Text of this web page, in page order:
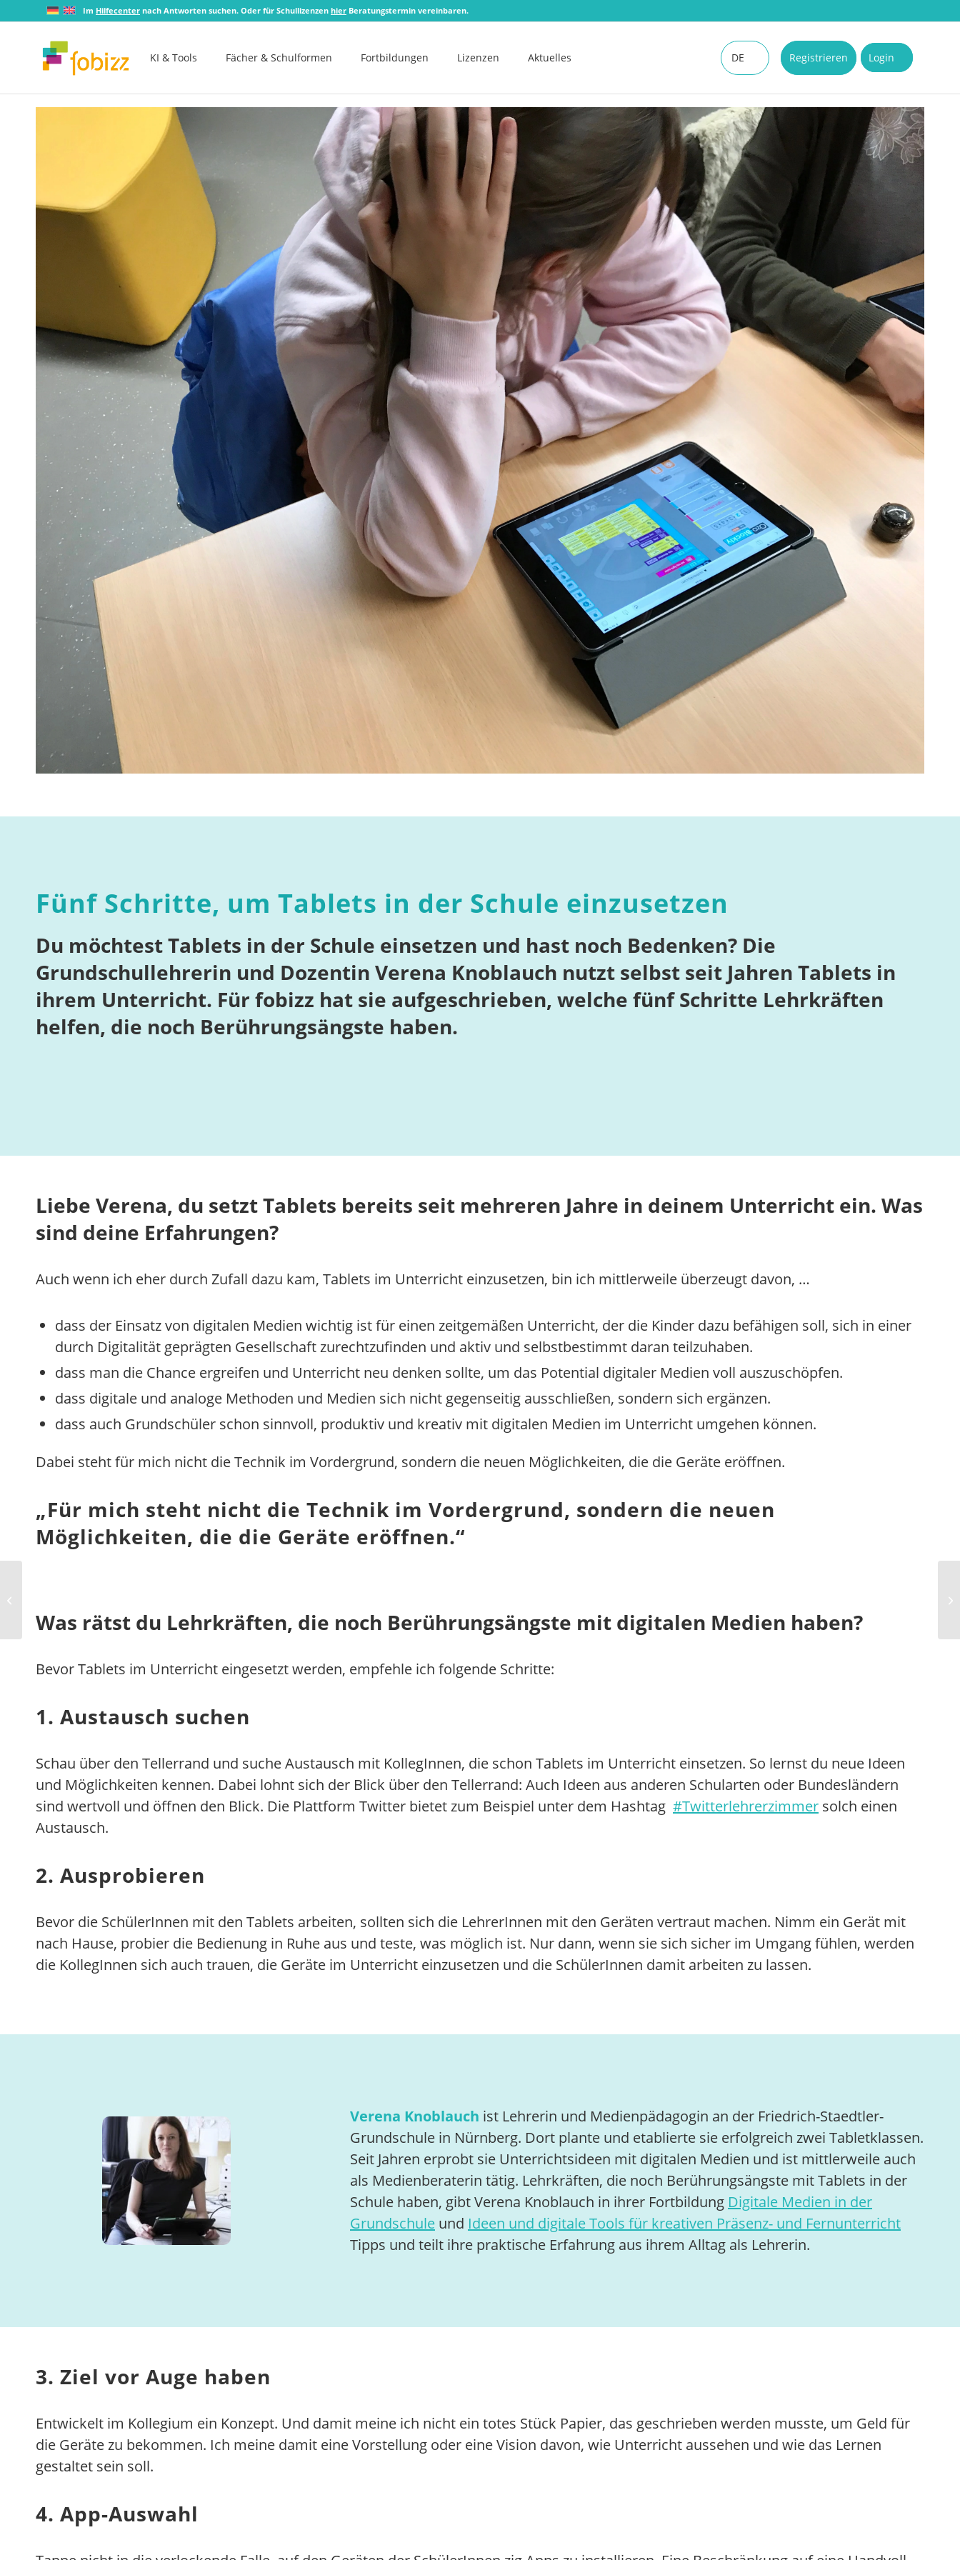
Im Hilfecenter nach Antworten suchen. Oder für Schullizenzen hier Beratungstermin vereinbaren.
KI & Tools Fächer & Schulformen Fortbildungen Lizenzen Aktuelles Registrieren Login
DE
EN
Fünf Schritte, um Tablets in der Schule einzusetzen
Du möchtest Tablets in der Schule einsetzen und hast noch Bedenken? Die
Grundschullehrerin und Dozentin Verena Knoblauch nutzt selbst seit Jahren Tablets in
ihrem Unterricht. Für fobizz hat sie aufgeschrieben, welche fünf Schritte Lehrkräften
helfen, die noch Berührungsängste haben.
Liebe Verena, du setzt Tablets bereits seit mehreren Jahre in deinem Unterricht ein. Was
sind deine Erfahrungen?
Auch wenn ich eher durch Zufall dazu kam, Tablets im Unterricht einzusetzen, bin ich mittlerweile überzeugt davon, …
dass der Einsatz von digitalen Medien wichtig ist für einen zeitgemäßen Unterricht, der die Kinder dazu befähigen soll, sich in einer
durch Digitalität geprägten Gesellschaft zurechtzufinden und aktiv und selbstbestimmt daran teilzuhaben.
dass man die Chance ergreifen und Unterricht neu denken sollte, um das Potential digitaler Medien voll auszuschöpfen.
dass digitale und analoge Methoden und Medien sich nicht gegenseitig ausschließen, sondern sich ergänzen.
dass auch Grundschüler schon sinnvoll, produktiv und kreativ mit digitalen Medien im Unterricht umgehen können.
Dabei steht für mich nicht die Technik im Vordergrund, sondern die neuen Möglichkeiten, die die Geräte eröffnen.
„Für mich steht nicht die Technik im Vordergrund, sondern die neuen
Möglichkeiten, die die Geräte eröffnen.“
Was rätst du Lehrkräften, die noch Berührungsängste mit digitalen Medien haben?
Bevor Tablets im Unterricht eingesetzt werden, empfehle ich folgende Schritte:
1. Austausch suchen
Schau über den Tellerrand und suche Austausch mit KollegInnen, die schon Tablets im Unterricht einsetzen. So lernst du neue Ideen
und Möglichkeiten kennen. Dabei lohnt sich der Blick über den Tellerrand: Auch Ideen aus anderen Schularten oder Bundesländern
sind wertvoll und öffnen den Blick. Die Plattform Twitter bietet zum Beispiel unter dem Hashtag #Twitterlehrerzimmer solch einen
Austausch.
2. Ausprobieren
Bevor die SchülerInnen mit den Tablets arbeiten, sollten sich die LehrerInnen mit den Geräten vertraut machen. Nimm ein Gerät mit
nach Hause, probier die Bedienung in Ruhe aus und teste, was möglich ist. Nur dann, wenn sie sich sicher im Umgang fühlen, werden
die KollegInnen sich auch trauen, die Geräte im Unterricht einzusetzen und die SchülerInnen damit arbeiten zu lassen.
Verena Knoblauch ist Lehrerin und Medienpädagogin an der Friedrich-Staedtler-
Grundschule in Nürnberg. Dort plante und etablierte sie erfolgreich zwei Tabletklassen.
Seit Jahren erprobt sie Unterrichtsideen mit digitalen Medien und ist mittlerweile auch
als Medienberaterin tätig. Lehrkräften, die noch Berührungsängste mit Tablets in der
Schule haben, gibt Verena Knoblauch in ihrer Fortbildung Digitale Medien in der
Grundschule und Ideen und digitale Tools für kreativen Präsenz- und Fernunterricht
Tipps und teilt ihre praktische Erfahrung aus ihrem Alltag als Lehrerin.
3. Ziel vor Auge haben
Entwickelt im Kollegium ein Konzept. Und damit meine ich nicht ein totes Stück Papier, das geschrieben werden musste, um Geld für
die Geräte zu bekommen. Ich meine damit eine Vorstellung oder eine Vision davon, wie Unterricht aussehen und wie das Lernen
gestaltet sein soll.
4. App-Auswahl
jede*r lernen kann.̶...